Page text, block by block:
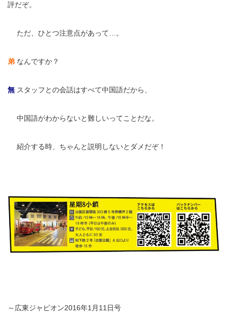
評だぞ。
ただ、ひとつ注意点があって…。
弟 なんですか？
無 スタッフとの会話はすべて中国語だから、
中国語がわからないと難しいってことだな。
紹介する時、ちゃんと説明しないとダメだぞ！
～広東ジャピオン2016年1月11日号